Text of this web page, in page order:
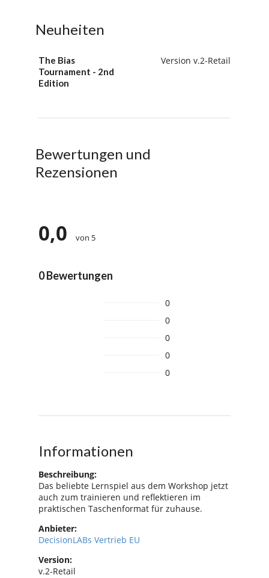
Neuheiten
The Bias
Tournament - 2nd
Edition
Version v.2-Retail
Bewertungen und
Rezensionen
0,0 von 5
0 Bewertungen
0
0
0
0
0
Informationen
Beschreibung:
Das beliebte Lernspiel aus dem Workshop jetzt
auch zum trainieren und reflektieren im
praktischen Taschenformat für zuhause.
Anbieter:
DecisionLABs Vertrieb EU
Version:
v.2-Retail